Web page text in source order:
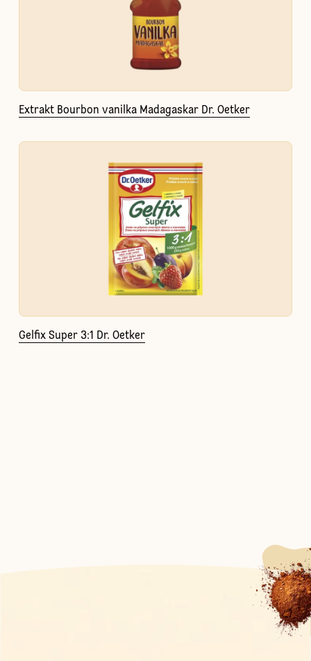
Extrakt Bourbon vanilka Madagaskar Dr. Oetker
Gelfix Super 3:1 Dr. Oetker